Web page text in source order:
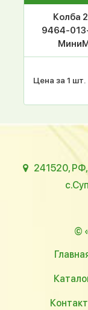
Колба
9464-
Цена за 1 шт.
241520,
©